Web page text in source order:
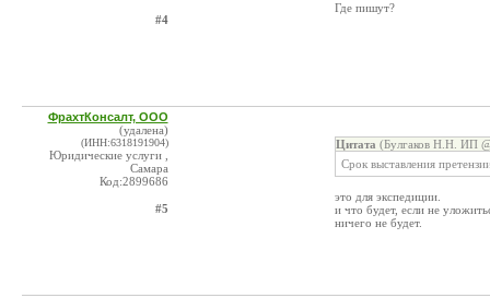
#4
Где пишут?
ФрахтКонсалт, ООО
(удалена)
(ИНН:6318191904)
Юридические услуги ,
Самара
Код:2899686
#5
Цитата (Булгаков Н.Н. ИП
Срок выставления
это для экспедиции.
и что будет, если не
ничего не будет.